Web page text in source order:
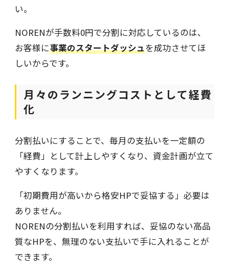
い。
NORENが手数料0円で分割に対応しているのは、
お客様に事業のスタートダッシュを成功させてほ
しいからです。
月々のランニングコストとして経費
化
分割払いにすることで、毎月の支払いを一定額の
「経費」として計上しやすくなり、資金計画が立て
やすくなります。
「初期費用が高いから格安HPで妥協する」必要は
ありません。
NORENの分割払いを利用すれば、妥協のない高品
質なHPを、無理のない支払いで手に入れることが
できます。